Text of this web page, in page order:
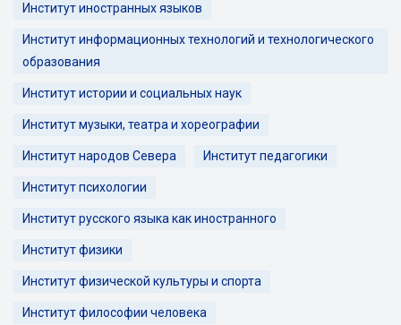
Институт иностранных языков
Институт информационных технологий и технологического
образования
Институт истории и социальных наук
Институт музыки, театра и хореографии
Институт народов Севера Институт педагогики
Институт психологии
Институт русского языка как иностранного
Институт физики
Институт физической культуры и спорта
Институт философии человека